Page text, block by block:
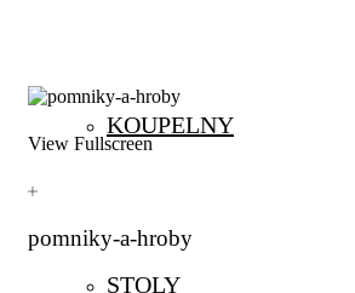
KOUPELNY
STOLY
View Fullscreen
pomniky-a-hroby